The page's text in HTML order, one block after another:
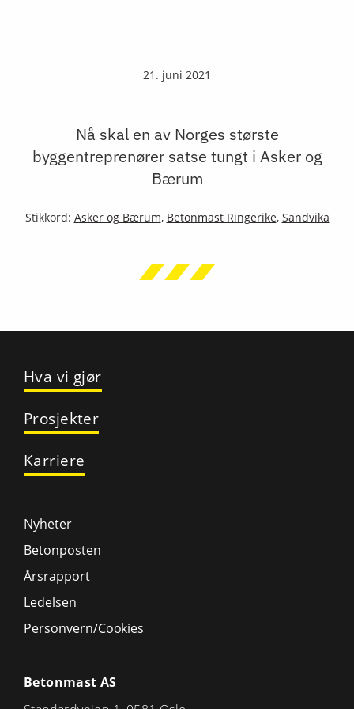
21. juni 2021
Nå skal en av Norges største
byggentreprenører satse tungt i Asker og
Bærum
Stikkord: Asker og Bærum, Betonmast Ringerike, Sandvika
Hva vi gjør
Prosjekter
Karriere
Nyheter
Betonposten
Årsrapport
Ledelsen
Personvern/Cookies
Betonmast AS